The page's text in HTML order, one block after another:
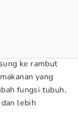
ke rambut
yang
fungsi tubuh,
lebih